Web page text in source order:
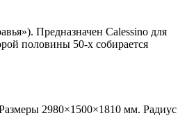
Предназначен Calessino для
половины 50-х собирается
2980×1500×1810 мм. Радиус